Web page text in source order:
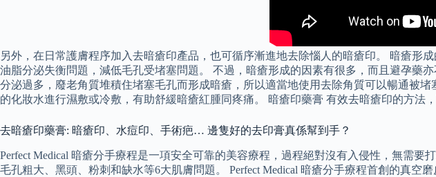
另外，在日常護膚程序加入去暗瘡印產品，也可循序漸進地去除惱人的暗瘡印。 暗瘡形
油脂分泌失衡問題，減低毛孔受堵塞問題。 不過，暗瘡形成的因素有很多，而且避孕藥
分泌過多，廢老角質堆積住堵塞毛孔而形成暗瘡，所以適當地使用去除角質可以暢通被
的化妝水進行濕敷或冷敷，有助舒緩暗瘡紅腫同疼痛。 暗瘡印藥膏 有效去暗瘡印的方法
去暗瘡印藥膏: 暗瘡印、水痘印、手術疤… 邊隻好的去印膏真係幫到手？
Perfect Medical 暗瘡分手療程是一項安全可靠的美容療程，過程絕對沒有入侵性，無需要
毛孔粗大、黑頭、粉刺和缺水等6大肌膚問題。 Perfect Medical 暗瘡分手療程首創的真